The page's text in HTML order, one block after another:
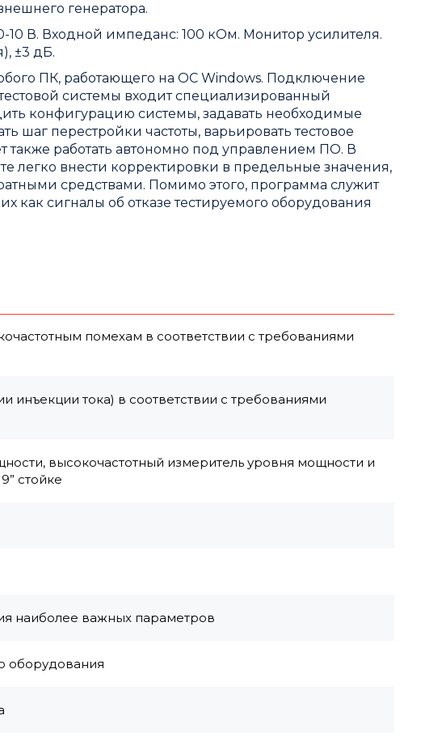
генератора.
10 В. Входной импеданс: 100 кОм. Монитор усилителя.
±3 дБ.
ПК, работающего на ОС Windows. Подключение
системы входит специализированный
конфигурацию системы, задавать необходимые
шаг перестройки частоты, варьировать тестовое
работать автономно под управлением ПО. В
легко внести корректировки в предельные значения,
средствами. Помимо этого, программа служит
как сигналы об отказе тестируемого оборудования
помехам в соответствии с требованиями
инъекции тока) в соответствии с требованиями
высокочастотный измеритель уровня мощности и
стойке
наиболее важных параметров
оборудования